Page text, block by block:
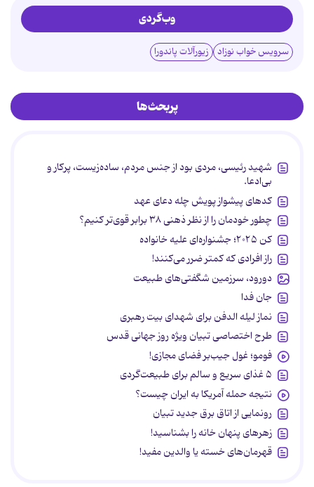
وب‌گردی
سرویس خواب نوزاد زیورآلات پاندورا
پربحث‌ها
شهید رئیسی، مردی بود از جنس مردم، ساده‌زیست، پرکار و
بی‌ادعا.
کدهای پیشواز پویش چله دعای عهد
چطور خودمان را از نظر ذهنی ۳۸ برابر قوی‌تر کنیم؟
کن ۲۰۲۵؛ جشنواره‌ای علیه خانواده
راز افرادی که کمتر ضرر می‌کنند!
دورود، سرزمین شگفتی‌های طبیعت
جان فدا
نماز لیله الدفن برای شهدای بیت رهبری
طرح اختصاصی تبیان ویژه روز جهانی قدس
فومو؛ غول جیب‌بر فضای مجازی!
۵ غذای سریع و سالم برای طبیعت‌گردی
نتیجه حمله آمریکا به ایران چیست؟
رونمایی از اتاق برق جدید تبیان
زهرهای پنهان خانه را بشناسید!
قهرمان‌های خسته یا والدین مفید!